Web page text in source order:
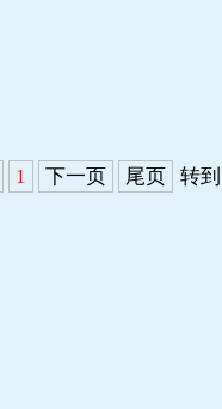
1 下一页 尾页 转到